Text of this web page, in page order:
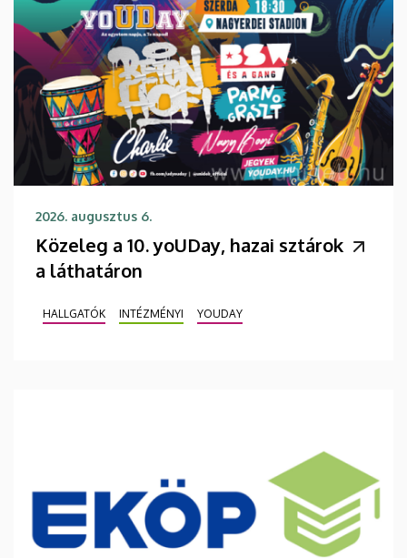
2026. augusztus 6.
Közeleg a 10. yoUDay, hazai sztárok
a láthatáron
HALLGATÓK INTÉZMÉNYI YOUDAY